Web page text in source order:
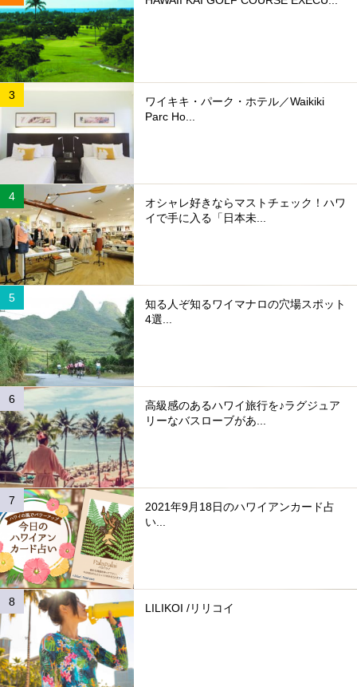
ワイキキ・パーク・ホテル／Waikiki
Parc Ho...
オシャレ好きならマストチェック！ハワ
イで手に入る「日本未...
知る人ぞ知るワイマナロの穴場スポット
4選...
高級感のあるハワイ旅行を♪ラグジュア
リーなバスローブがあ...
2021年9月18日のハワイアンカード占
い...
LILIKOI /リリコイ